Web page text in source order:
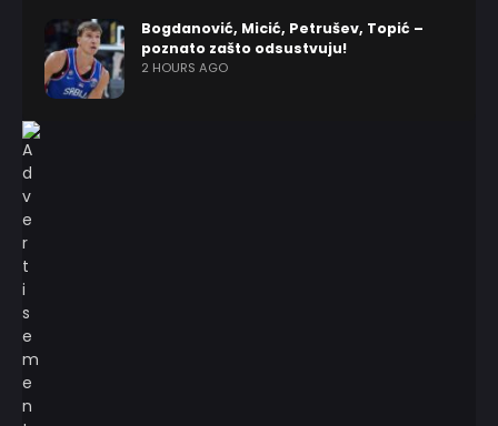
Bogdanović, Micić, Petrušev, Topić –
poznato zašto odsustvuju!
2 HOURS AGO